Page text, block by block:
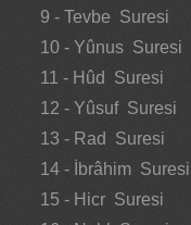
9 - Tevbe Suresi
10 - Yûnus Suresi
11 - Hûd Suresi
12 - Yûsuf Suresi
13 - Rad Suresi
14 - İbrâhim Suresi
15 - Hicr Suresi